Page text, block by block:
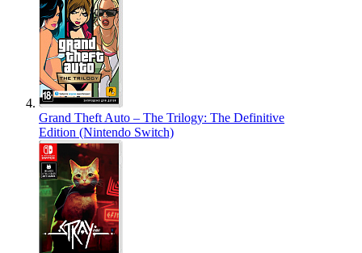
Grand Theft Auto – The Trilogy: The Definitive
Edition (Nintendo Switch)